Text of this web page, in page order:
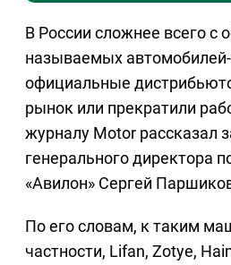
В России сложнее всего с
называемых
официальные
рынок или прекратили
журналу Motor рассказал
генерального директора
«Авилон» Сергей
По его словам, к таким
частности, Lifan, Zotye,